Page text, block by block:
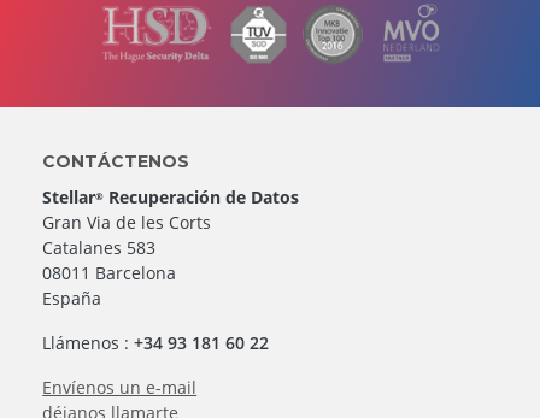
CONTÁCTENOS
Stellar® Recuperación de Datos
Gran Via de les Corts
Catalanes 583
08011 Barcelona
España
Llámenos :+34 93 181 60 22
Envíenos un e-mail
déjanos llamarte